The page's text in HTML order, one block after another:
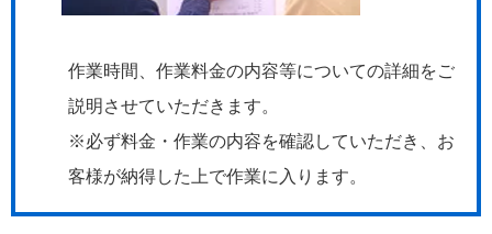
作業時間、作業料金の内容等についての詳細をご
説明させていただきます。
※必ず料金・作業の内容を確認していただき、お
客様が納得した上で作業に入ります。